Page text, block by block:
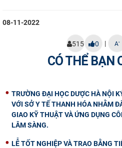
08-11-2022
515 0 | A-
CÓ THỂ BẠN
TRƯỜNG ĐẠI HỌC DƯỢC HÀ NỘI
VỚI SỞ Y TẾ THANH HÓA NHẰM
GIAO KỸ THUẬT VÀ ỨNG DỤNG
LÂM SÀNG.
LỄ TỐT NGHIỆP VÀ TRAO BẰNG